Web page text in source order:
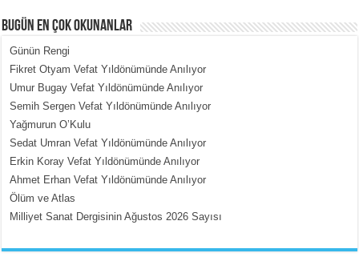
MEHMET ÇOBAN
İçerdeki Put Dışardaki Maskeler...
BUGÜN EN ÇOK OKUNANLAR
Günün Rengi
Fikret Otyam Vefat Yıldönümünde Anılıyor
Umur Bugay Vefat Yıldönümünde Anılıyor
Semih Sergen Vefat Yıldönümünde Anılıyor
Yağmurun O’Kulu
Sedat Umran Vefat Yıldönümünde Anılıyor
Erkin Koray Vefat Yıldönümünde Anılıyor
Ahmet Erhan Vefat Yıldönümünde Anılıyor
Ölüm ve Atlas
Milliyet Sanat Dergisinin Ağustos 2026 Sayısı